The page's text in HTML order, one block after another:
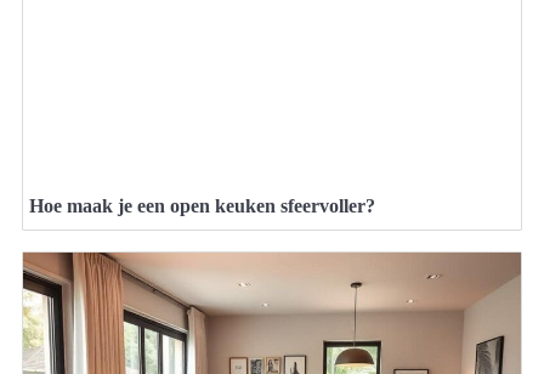
Hoe maak je een open keuken sfeervoller?